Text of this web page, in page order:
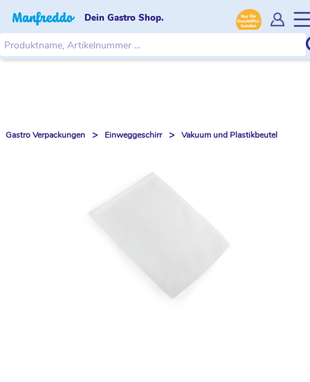
Dein Gastro Shop.
Gastro Verpackungen > Einweggeschirr > Vakuum und Plastikbeutel